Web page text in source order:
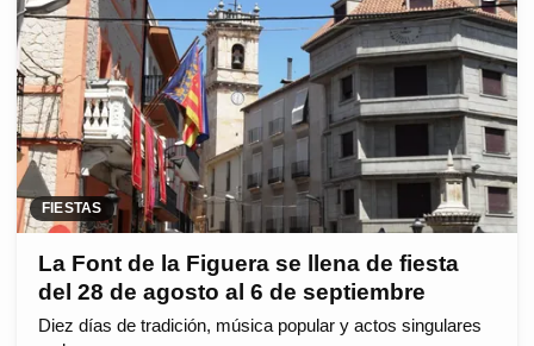
FIESTAS
La Font de la Figuera se llena de fiesta
del 28 de agosto al 6 de septiembre
Diez días de tradición, música popular y actos singulares